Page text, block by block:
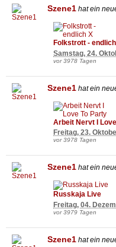
Szene1 hat ein
Folkstrott -
Samstag, 24.
vor 3978 Tagen
Szene1 hat ein
Arbeit Nervt I
Freitag, 23.
vor 3978 Tagen
Szene1 hat ein
Russkaja Live
Freitag, 04.
vor 3979 Tagen
Szene1 hat ein